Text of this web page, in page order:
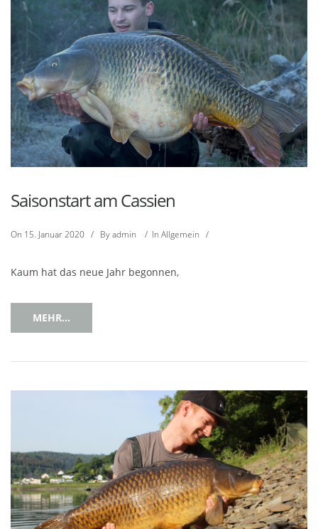
Saisonstart am Cassien
On 15. Januar 2020 / Byadmin / In Allgemein /
Kaum hat das neue Jahr begonnen,
MEHR...